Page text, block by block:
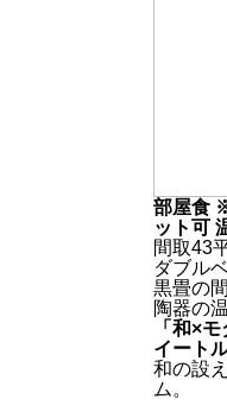
部屋食
ット可
間取43
ダブル
黒畳の
陶器の
「和×
イート
和の設
ム。